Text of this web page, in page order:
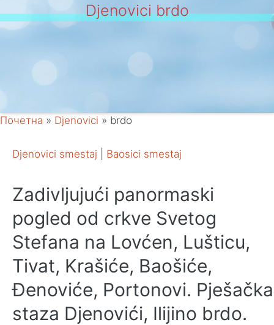
Djenovici brdo
Почетна » Djenovici » brdo
Djenovici smestaj Baosici smestaj
Zadivljujući panormaski
pogled od crkve Svetog
Stefana na Lovćen, Lušticu,
Tivat, Krašiće, Baošiće,
Đenoviće, Portonovi. Pješačka
staza Djenovići, Ilijino brdo.